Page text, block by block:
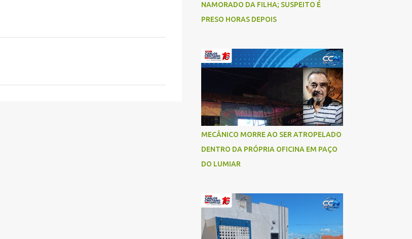
NAMORADO DA FILHA; SUSPEITO É
PRESO HORAS DEPOIS
MECÂNICO MORRE AO SER ATROPELADO
DENTRO DA PRÓPRIA OFICINA EM PAÇO
DO LUMIAR